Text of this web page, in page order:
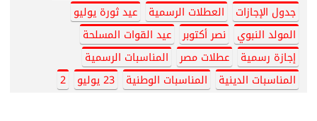
جدول الإجازات
العطلات الرسمية
عيد ثورة يوليو
المولد النبوي
نصر أكتوبر
عيد القوات المسلحة
إجازة رسمية
عطلات مصر
المناسبات الرسمية
المناسبات الدينية
المناسبات الوطنية 23 يوليو 2